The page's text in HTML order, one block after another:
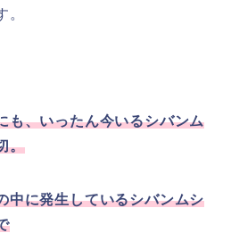
。
も、いったん今いるシバンム
。
中に発生しているシバンムシ